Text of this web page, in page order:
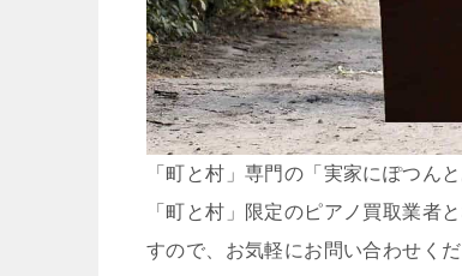
「町と村」専門の「実家にぽつん
「町と村」限定のピアノ買取業者
すので、お気軽にお問い合わせく